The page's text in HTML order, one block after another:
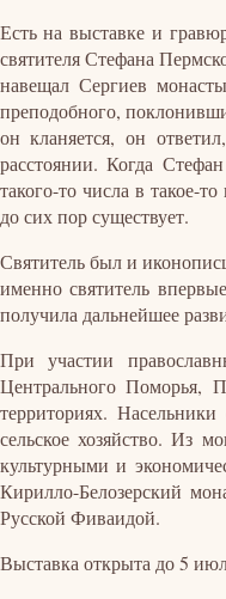
Есть на выставке и
святителя Стефана
навещал Сергиев
преподобного,
он кланяется, он
расстоянии. Когда
такого-то числа в такое-
до сих пор существует.
Святитель был и
именно святитель
получила дальнейшее
При участии
Центрального Поморья,
территориях.
сельское хозяйство. Из
культурными и
Кирилло-Белозерский
Русской Фиваидой.
Выставка открыта до 5